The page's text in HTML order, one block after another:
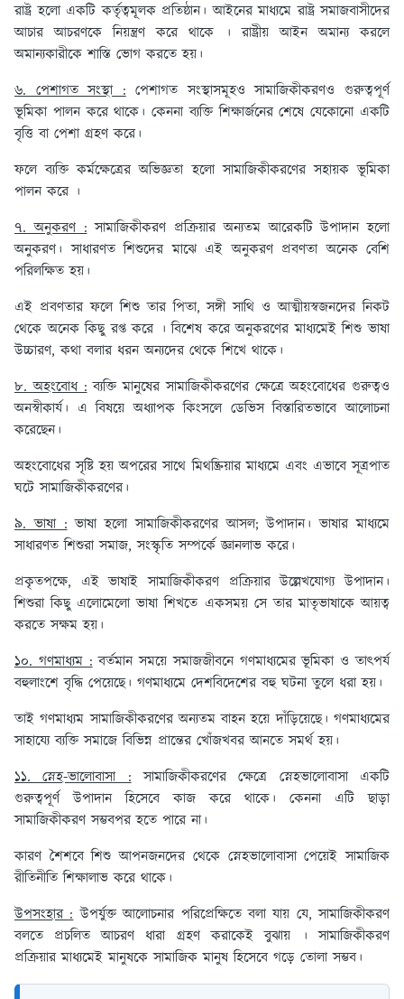
রাষ্ট্র হলো একটি কর্তৃত্বমূলক প্রতিষ্ঠান। আইনের মাধ্যমে রাষ্ট্র সমাজবাসীদের
আচার আচরণকে নিয়ন্ত্রণ করে থাকে । রাষ্ট্রীয় আইন অমান্য করলে
অমান্যকারীকে শাস্তি ভোগ করতে হয়।
৬. পেশাগত সংস্থা :পেশাগত সংস্থাসমূহও সামাজিকীকরণও গুরুত্বপূর্ণ
ভূমিকা পালন করে থাকে। কেননা ব্যক্তি শিক্ষার্জনের শেষে যেকোনো একটি
বৃত্তি বা পেশা গ্রহণ করে।
ফলে ব্যক্তি কর্মক্ষেত্রের অভিজ্ঞতা হলো সামাজিকীকরণের সহায়ক ভূমিকা
পালন করে ।
৭. অনুকরণ :সামাজিকীকরণ প্রক্রিয়ার অন্যতম আরেকটি উপাদান হলো
অনুকরণ। সাধারণত শিশুদের মাঝে এই অনুকরণ প্রবণতা অনেক বেশি
পরিলক্ষিত হয়।
এই প্রবণতার ফলে শিশু তার পিতা, সঙ্গী সাথি ও আত্মীয়স্বজনদের নিকট
থেকে অনেক কিছু রপ্ত করে । বিশেষ করে অনুকরণের মাধ্যমেই শিশু ভাষা
উচ্চারণ, কথা বলার ধরন অন্যদের থেকে শিখে থাকে।
৮. অহংবোধ :ব্যক্তি মানুষের সামাজিকীকরণের ক্ষেত্রে অহংবোধের গুরুত্বও
অনস্বীকার্য। এ বিষয়ে অধ্যাপক কিংসলে ডেভিস বিস্তারিতভাবে আলোচনা
করেছেন।
অহংবোধের সৃষ্টি হয় অপরের সাথে মিথষ্ক্রিয়ার মাধ্যমে এবং এভাবে সূত্রপাত
ঘটে সামাজিকীকরণের।
৯. ভাষা :ভাষা হলো সামাজিকীকরণের আসল; উপাদান। ভাষার মাধ্যমে
সাধারণত শিশুরা সমাজ, সংস্কৃতি সম্পর্কে জ্ঞানলাভ করে।
প্রকৃতপক্ষে, এই ভাষাই সামাজিকীকরণ প্রক্রিয়ার উল্লেখযোগ্য উপাদান।
শিশুরা কিছু এলোমেলো ভাষা শিখতে একসময় সে তার মাতৃভাষাকে আয়ত্ব
করতে সক্ষম হয়।
১০. গণমাধ্যম :বর্তমান সময়ে সমাজজীবনে গণমাধ্যমের ভূমিকা ও তাৎপর্য
বহুলাংশে বৃদ্ধি পেয়েছে। গণমাধ্যমে দেশবিদেশের বহু ঘটনা তুলে ধরা হয়।
তাই গণমাধ্যম সামাজিকীকরণের অন্যতম বাহন হয়ে দাঁড়িয়েছে। গণমাধ্যমের
সাহায্যে ব্যক্তি সমাজে বিভিন্ন প্রান্তের খোঁজখবর আনতে সমর্থ হয়।
১১. স্নেহ-ভালোবাসা :সামাজিকীকরণের ক্ষেত্রে স্নেহভালোবাসা একটি
গুরুত্বপূর্ণ উপাদান হিসেবে কাজ করে থাকে। কেননা এটি ছাড়া
সামাজিকীকরণ সম্ভবপর হতে পারে না।
কারণ শৈশবে শিশু আপনজনদের থেকে স্নেহভালোবাসা পেয়েই সামাজিক
রীতিনীতি শিক্ষালাভ করে থাকে।
উপসংহার :উপর্যুক্ত আলোচনার পরিপ্রেক্ষিতে বলা যায় যে, সামাজিকীকরণ
বলতে প্রচলিত আচরণ ধারা গ্রহণ করাকেই বুঝায় । সামাজিকীকরণ
প্রক্রিয়ার মাধ্যমেই মানুষকে সামাজিক মানুষ হিসেবে গড়ে তোলা সম্ভব।